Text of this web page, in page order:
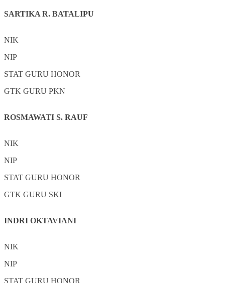
SARTIKA R. BATALIPU
NIK
NIP
STAT GURU HONOR
GTK GURU PKN
ROSMAWATI S. RAUF
NIK
NIP
STAT GURU HONOR
GTK GURU SKI
INDRI OKTAVIANI
NIK
NIP
STAT GURU HONOR